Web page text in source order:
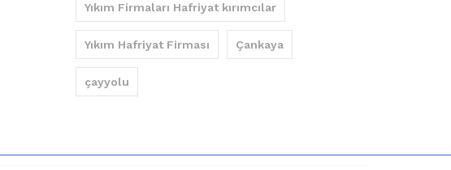
Yıkım Firmaları Hafriyat kırımcılar
Yıkım Hafriyat Firması Çankaya
çayyolu